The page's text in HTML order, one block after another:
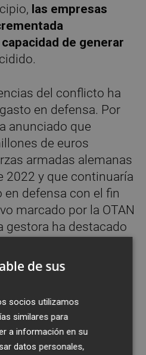
las empresas
de generar
del conflicto ha
en defensa. Por
anunciado que
de euros
armadas alemanas
2022 y que continuaría
defensa con el fin
marcado por la OTAN
gestora ha destacado
Babcock
en la Bolsa de
en la cartera
de sus
socios utilizamos
similares para
a información en su
datos personales,